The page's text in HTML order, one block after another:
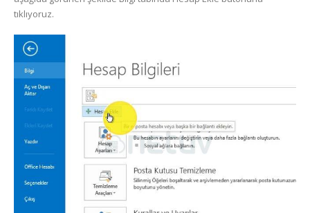
tıklıyoruz.